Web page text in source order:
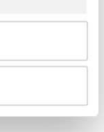
H. Skei
Louise